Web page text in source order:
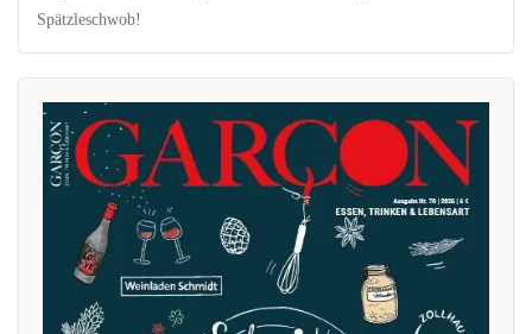
Spätzleschwob!